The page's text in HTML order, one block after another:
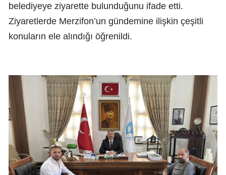
belediyeye ziyarette bulunduğunu ifade etti.
Ziyaretlerde Merzifon’un gündemine ilişkin çeşitli
konuların ele alındığı öğrenildi.